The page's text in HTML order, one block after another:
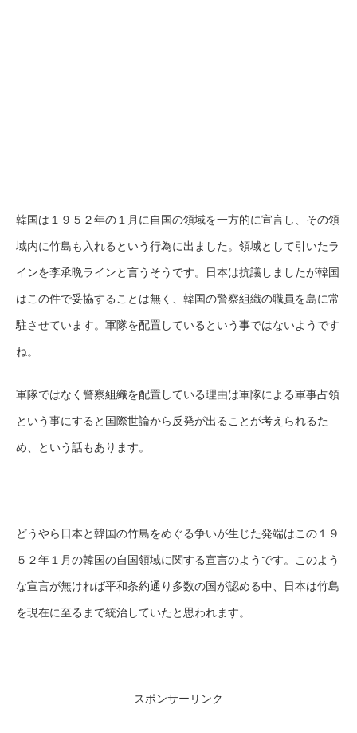
韓国は１９５２年の１月に自国の領域を一方的に宣言し、その領
域内に竹島も入れるという行為に出ました。領域として引いたラ
インを李承晩ラインと言うそうです。日本は抗議しましたが韓国
はこの件で妥協することは無く、韓国の警察組織の職員を島に常
駐させています。軍隊を配置しているという事ではないようです
ね。
軍隊ではなく警察組織を配置している理由は軍隊による軍事占領
という事にすると国際世論から反発が出ることが考えられるた
め、という話もあります。
どうやら日本と韓国の竹島をめぐる争いが生じた発端はこの１９
５２年１月の韓国の自国領域に関する宣言のようです。このよう
な宣言が無ければ平和条約通り多数の国が認める中、日本は竹島
を現在に至るまで統治していたと思われます。
スポンサーリンク